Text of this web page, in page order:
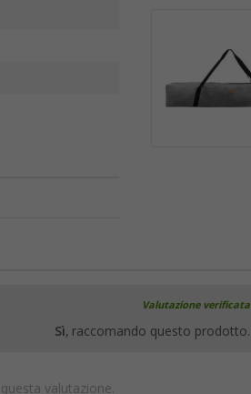
Valutazione verificata
Sì, raccomando questo prodotto.
valutazione.